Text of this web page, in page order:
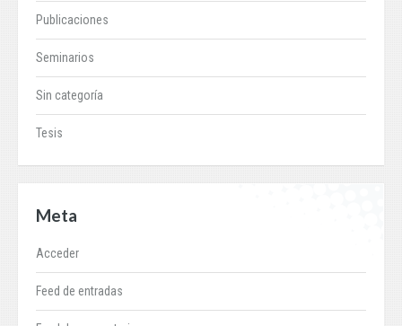
Publicaciones
Seminarios
Sin categoría
Tesis
Meta
Acceder
Feed de entradas